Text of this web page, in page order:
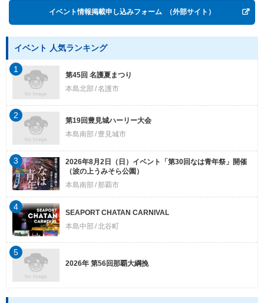
イベント情報掲載申し込みフォーム （外部サイト）
イベント 人気ランキング
第45回 名護夏まつり
本島北部 名護市
1
第19回豊見城ハーリー大会
本島南部
豊見城市
2
2026年8月2日（日）イベント「第30回なは青年祭」開催
（波の上うみそら公園）
本島南部
那覇市
3
SEAPORT CHATAN CARNIVAL
本島中部 北谷町
4
2026年 第56回那覇大綱挽
5